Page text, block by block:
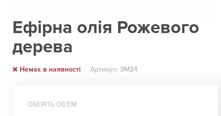
Ефірна олія Рожевого
дерева
Немає в наявності Артикул: ЭМ24
ОБЕРІТЬ ОБʼЕМ